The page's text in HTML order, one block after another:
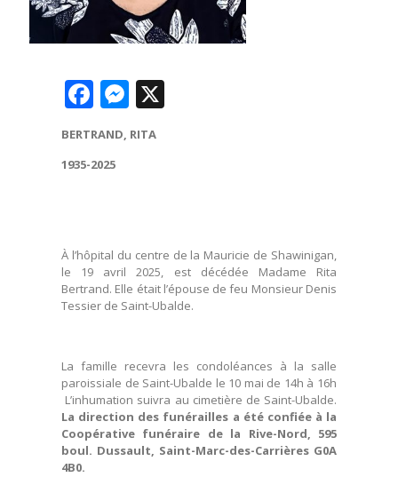
Facebook
Messenger
BERTRAND, RITA
1935-2025
À l’hôpital du centre de la Mauricie de Shawinigan,
le 19 avril 2025, est décédée Madame Rita
Bertrand. Elle était l’épouse de feu Monsieur Denis
Tessier de Saint-Ubalde.
La famille recevra les condoléances à la salle
paroissiale de Saint-Ubalde le 10 mai de 14h à 16h
L’inhumation suivra au cimetière de Saint-Ubalde.
La direction des funérailles a été confiée à la
Coopérative funéraire de la Rive-Nord, 595
boul. Dussault, Saint-Marc-des-Carrières G0A
4B0.